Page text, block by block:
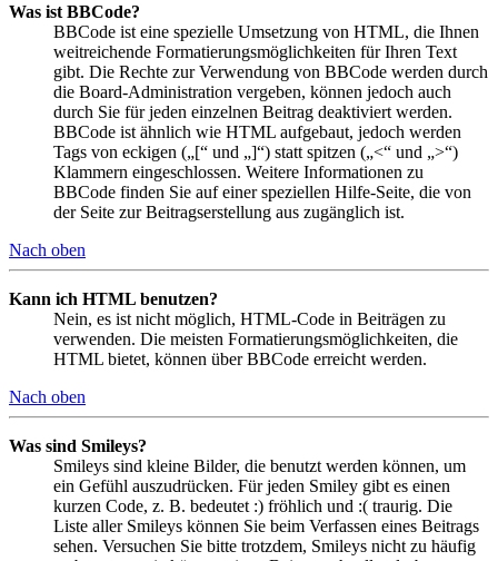
Was ist BBCode?
BBCode ist eine spezielle Umsetzung von HTML, die Ihnen
weitreichende Formatierungsmöglichkeiten für Ihren Text
gibt. Die Rechte zur Verwendung von BBCode werden durch
die Board-Administration vergeben, können jedoch auch
durch Sie für jeden einzelnen Beitrag deaktiviert werden.
BBCode ist ähnlich wie HTML aufgebaut, jedoch werden
Tags von eckigen („[“ und „]“) statt spitzen („<“ und „>“)
Klammern eingeschlossen. Weitere Informationen zu
BBCode finden Sie auf einer speziellen Hilfe-Seite, die von
der Seite zur Beitragserstellung aus zugänglich ist.
Nach oben
Kann ich HTML benutzen?
Nein, es ist nicht möglich, HTML-Code in Beiträgen zu
verwenden. Die meisten Formatierungsmöglichkeiten, die
HTML bietet, können über BBCode erreicht werden.
Nach oben
Was sind Smileys?
Smileys sind kleine Bilder, die benutzt werden können, um
ein Gefühl auszudrücken. Für jeden Smiley gibt es einen
kurzen Code, z. B. bedeutet :) fröhlich und :( traurig. Die
Liste aller Smileys können Sie beim Verfassen eines Beitrags
sehen. Versuchen Sie bitte trotzdem, Smileys nicht zu häufig